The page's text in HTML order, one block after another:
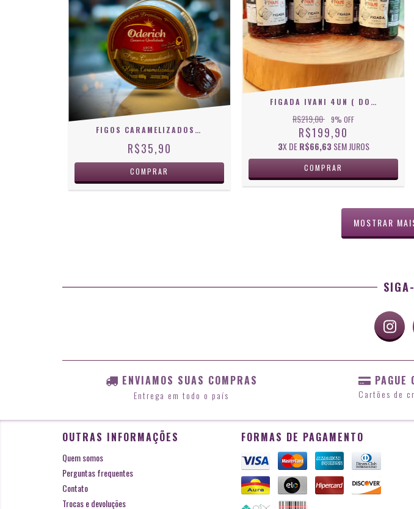
FIGOS CARAMELIZADOS ODERICH - LATA 300G
R$35,90
FIGADA IVANI 4UN ( DOCE DE FIGO ) 730G
R$219,00 9% OFF
R$199,90
3X DER$66,63SEM JUROS
MOSTRAR
ENVIAMOS SUAS COMPRAS
Entrega em todo o país
PAGUE
Cartões de
OUTRAS INFORMAÇÕES
Quem somos
Perguntas frequentes
Contato
Trocas e devoluções
FORMAS DE PAGAMENTO